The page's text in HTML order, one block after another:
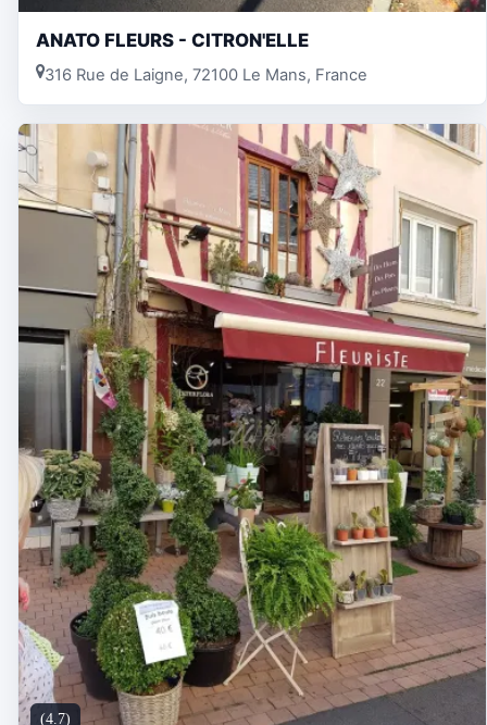
ANATO FLEURS - CITRON'ELLE
316 Rue de Laigne, 72100 Le Mans, France
(4.7)